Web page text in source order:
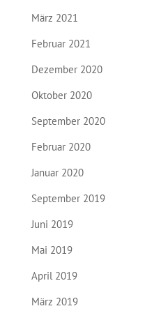
März 2021
Februar 2021
Dezember 2020
Oktober 2020
September 2020
Februar 2020
Januar 2020
September 2019
Juni 2019
Mai 2019
April 2019
März 2019